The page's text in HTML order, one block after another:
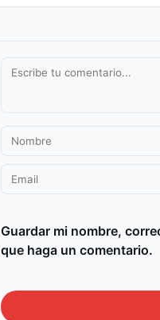
Guardar mi nombre,
que haga un comentario.